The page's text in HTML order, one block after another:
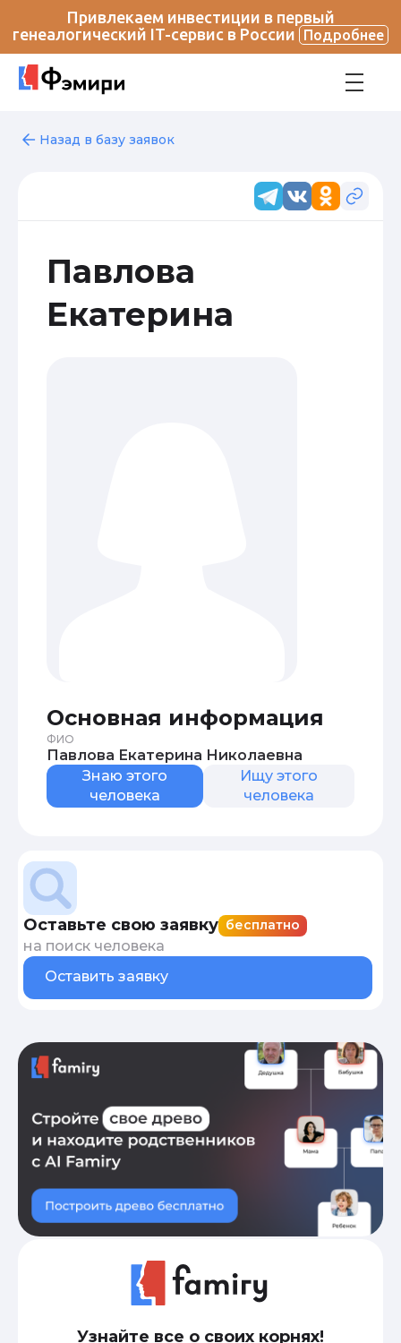
Привлекаем инвестиции в первый
генеалогический IT-сервис в России
Подробнее
Назад в базу заявок
Павлова
Екатерина
Основная информация
ФИО
Павлова Екатерина Николаевна
Знаю этого
человека
Ищу этого
человека
Оставьте свою заявку бесплатно
на поиск человека
Оставить заявку
Узнайте все о своих корнях!